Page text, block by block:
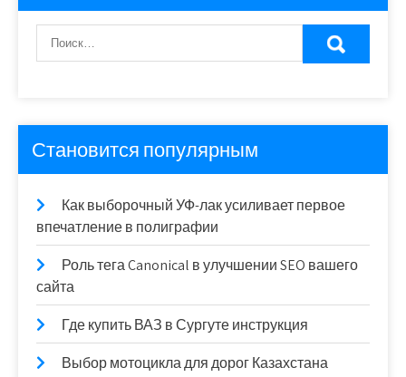
Становится популярным
Как выборочный УФ-лак усиливает первое
впечатление в полиграфии
Роль тега Canonical в улучшении SEO вашего
сайта
Где купить ВАЗ в Сургуте инструкция
Выбор мотоцикла для дорог Казахстана